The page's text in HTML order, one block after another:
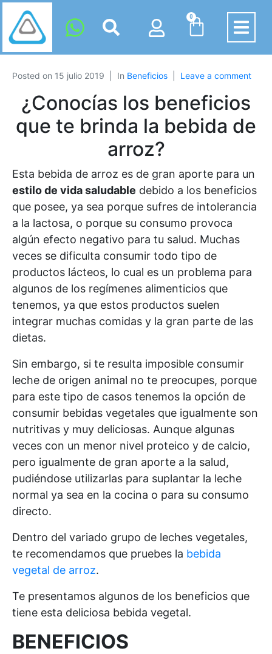
0
Posted on 15 julio 2019 In Beneficios Leave a comment
¿Conocías los beneficios
que te brinda la bebida de
arroz?
Esta bebida de arroz es de gran aporte para un
estilo de vida saludable debido a los beneficios
que posee, ya sea porque sufres de intolerancia
a la lactosa, o porque su consumo provoca
algún efecto negativo para tu salud. Muchas
veces se dificulta consumir todo tipo de
productos lácteos, lo cual es un problema para
algunos de los regímenes alimenticios que
tenemos, ya que estos productos suelen
integrar muchas comidas y la gran parte de las
dietas.
Sin embargo, si te resulta imposible consumir
leche de origen animal no te preocupes, porque
para este tipo de casos tenemos la opción de
consumir bebidas vegetales que igualmente son
nutritivas y muy deliciosas. Aunque algunas
veces con un menor nivel proteico y de calcio,
pero igualmente de gran aporte a la salud,
pudiéndose utilizarlas para suplantar la leche
normal ya sea en la cocina o para su consumo
directo.
Dentro del variado grupo de leches vegetales,
te recomendamos que pruebes la bebida
vegetal de arroz.
Te presentamos algunos de los beneficios que
tiene esta deliciosa bebida vegetal.
BENEFICIOS